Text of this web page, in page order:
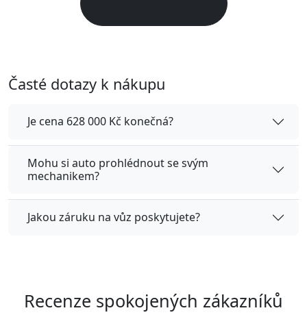
Časté dotazy k nákupu
Je cena 628 000 Kč konečná?
Mohu si auto prohlédnout se svým
mechanikem?
Jakou záruku na vůz poskytujete?
Recenze spokojených zákazníků